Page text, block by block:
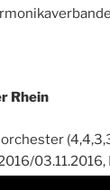
Rhein